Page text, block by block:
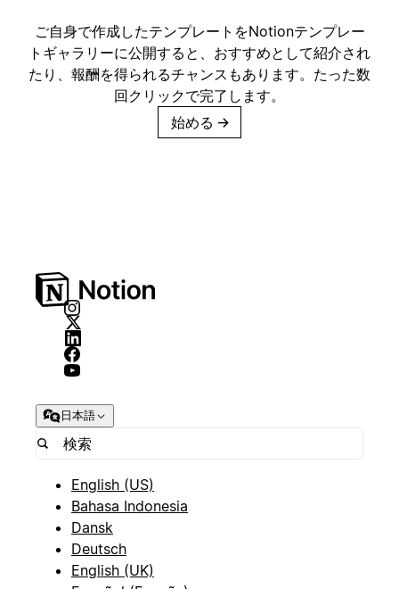
ご自身で作成したテンプレートをNotionテンプレー
トギャラリーに公開すると、おすすめとして紹介され
たり、報酬を得られるチャンスもあります。たった数
回クリックで完了します。
始める →
日本語
English (US)
Bahasa Indonesia
Dansk
Deutsch
English (UK)